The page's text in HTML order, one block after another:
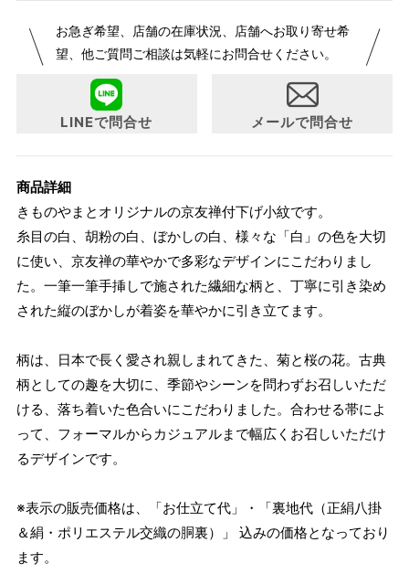
が変更になりました。パターンオーダーは、お客様のお声か
らよりお召しになりやすい寸法に変更いたしました。変更点
について詳細をお知りになりたい方はお問い合わせくださ
お急ぎ希望、店舗の在庫状況、店舗へお取り寄せ希
望、他ご質問ご相談は気軽にお問合せください。
LINEで問合せ メールで問合せ
商品詳細
きものやまとオリジナルの京友禅付下げ小紋です。
糸目の白、胡粉の白、ぼかしの白、様々な「白」の色を大切
に使い、京友禅の華やかで多彩なデザインにこだわりまし
た。一筆一筆手挿しで施された繊細な柄と、丁寧に引き染め
された縦のぼかしが着姿を華やかに引き立てます。
柄は、日本で長く愛され親しまれてきた、菊と桜の花。古典
柄としての趣を大切に、季節やシーンを問わずお召しいただ
ける、落ち着いた色合いにこだわりました。合わせる帯によ
って、フォーマルからカジュアルまで幅広くお召しいただけ
るデザインです。
※表示の販売価格は、「お仕立て代」・「裏地代（正絹八掛
＆絹・ポリエステル交織の胴裏）」 込みの価格となっており
ます。